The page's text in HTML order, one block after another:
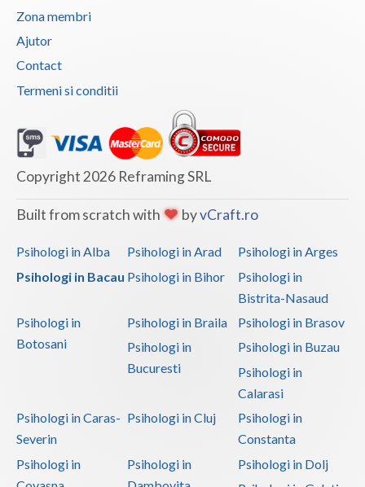
Zona membri
Ajutor
Contact
Termeni si conditii
Copyright 2026 Reframing SRL
Built from scratch with byvCraft.ro
Psihologi in Alba Psihologi in Arad
Psihologi in Arges
Psihologi in Bacau Psihologi in Bihor
Psihologi in
Bistrita-Nasaud
Psihologi in
Botosani
Psihologi in Braila
Psihologi in Brasov
Psihologi in
Bucuresti
Psihologi in Buzau
Psihologi in
Calarasi
Psihologi in Caras-
Severin
Psihologi in Cluj
Psihologi in
Constanta
Psihologi in
Psihologi in
Psihologi in Dolj